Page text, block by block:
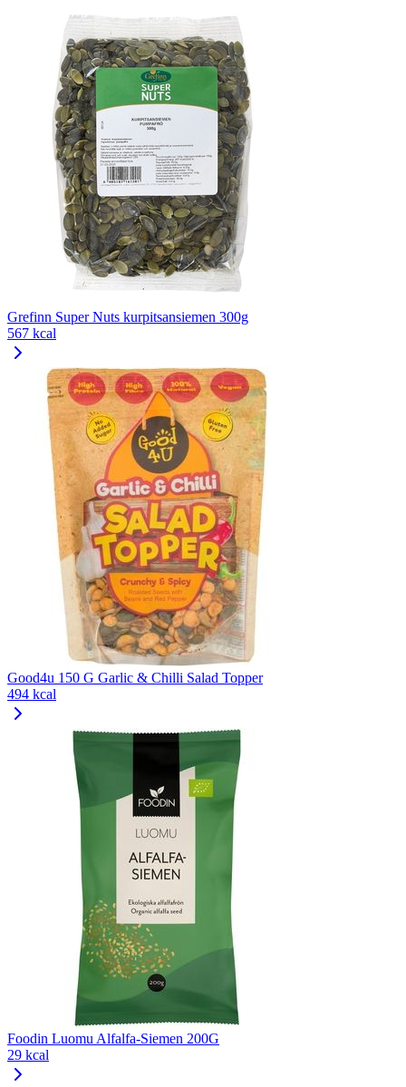
Grefinn Super Nuts kurpitsansiemen 300g
567 kcal
Good4u 150 G Garlic & Chilli Salad Topper
494 kcal
Foodin Luomu Alfalfa-Siemen 200G
29 kcal